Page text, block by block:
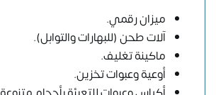
ميزان رقمي.
آلات طحن (للبهارات والتوابل).
ماكينة تغليف.
أوعية وعبوات تخزين.